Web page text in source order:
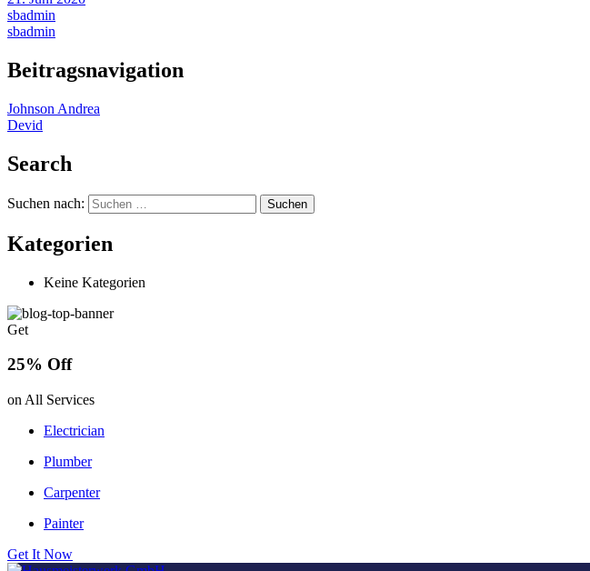
sbadmin
sbadmin
Beitragsnavigation
Johnson Andrea
Devid
Search
Suchen nach:
Kategorien
Keine Kategorien
Get
25% Off
on All Services
Electrician
Plumber
Carpenter
Painter
Get It Now